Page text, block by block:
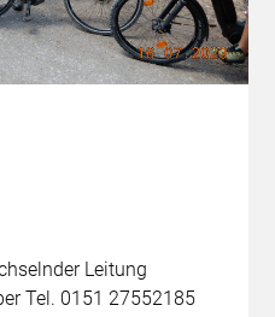
Leitung
Tel. 0151 27552185